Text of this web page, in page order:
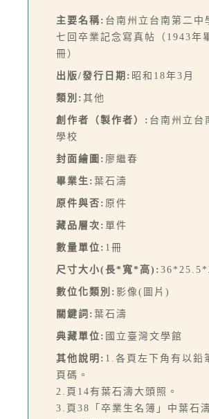
主要名稱: 台南州立台南第二中
七回卒業記念寫真帖（1943年
冊）
出版/發行日期: 昭和18年3月
類別: 其他
創作者（製作者）: 台南州立台
學校
封面繪圖: 廖繼春
畢業生: 葉石濤
原件與否: 原件
藏品層次: 單件
數量單位: 1冊
尺寸大小(長*寬*高):
數位化類別: 影像(圖片)
關鍵詞: 葉石濤
典藏單位: 國立臺灣文學館
其他說明: 1.各頁左下角有以鉛
頁碼。
2.頁14有葉石濤大頭照。
3.頁38「卒業生名簿」中葉石